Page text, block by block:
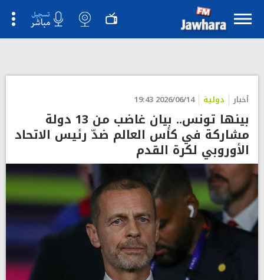
أخبار دولية 2026/06/14 19:43
بينها تونس.. بيان غاضب من 13 دولة
مشاركة في كأس العالم ضدّ رئيس الاتحاد
الأوروبي لكرة القدم